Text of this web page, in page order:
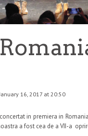
16, 2017 at 20:50
in premiera in
a fost cea de a VII-a